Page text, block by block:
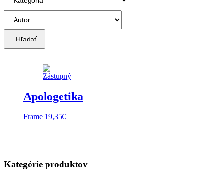
Hľadať
Apologetika
Frame 19,35€
Kategórie produktov